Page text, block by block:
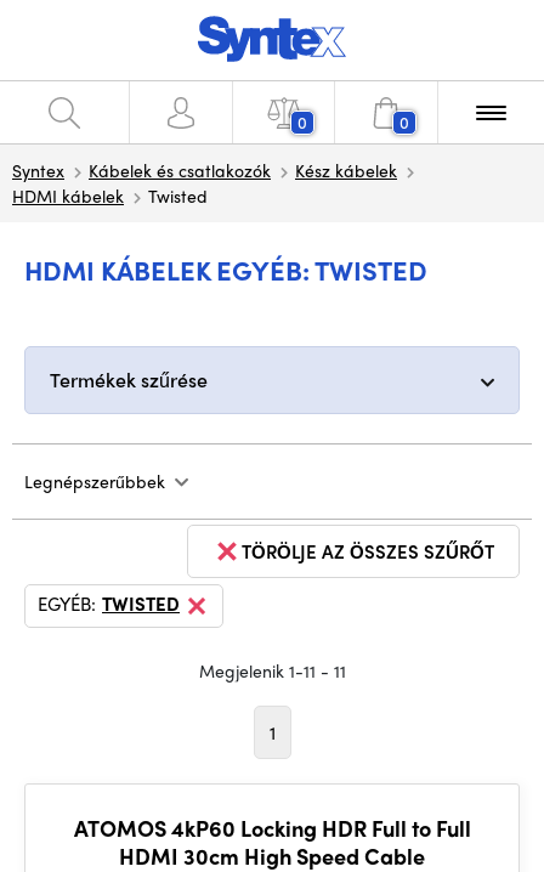
0 0
Syntex Kábelek és csatlakozók
Kész kábelek
HDMI kábelek
Twisted
HDMI KÁBELEK EGYÉB: TWISTED
Termékek szűrése
Legnépszerűbbek
TÖRÖLJE AZ ÖSSZES SZŰRŐT
EGYÉB: TWISTED
Megjelenik 1-11 - 11
1
ATOMOS 4kP60 Locking HDR Full to Full
HDMI 30cm High Speed Cable